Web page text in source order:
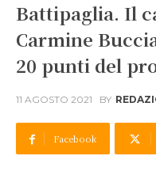
Battipaglia. Il
Carmine
20 punti del
11 AGOSTO 2021 BY
Facebook